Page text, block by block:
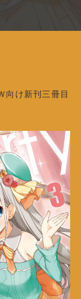
向け新刊三冊目